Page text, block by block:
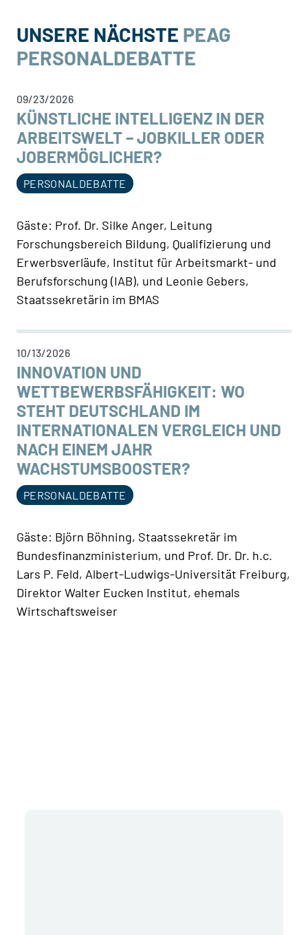
UNSERE NÄCHSTE PEAG
PERSONALDEBATTE
09/23/2026
KÜNSTLICHE INTELLIGENZ IN DER
ARBEITSWELT – JOBKILLER ODER
JOBERMÖGLICHER?
PERSONALDEBATTE
Gäste: Prof. Dr. Silke Anger, Leitung
Forschungsbereich Bildung, Qualifizierung und
Erwerbsverläufe, Institut für Arbeitsmarkt- und
Berufsforschung (IAB), und Leonie Gebers,
Staatssekretärin im BMAS
10/13/2026
INNOVATION UND
WETTBEWERBSFÄHIGKEIT: WO
STEHT DEUTSCHLAND IM
INTERNATIONALEN VERGLEICH UND
NACH EINEM JAHR
WACHSTUMSBOOSTER?
PERSONALDEBATTE
Gäste: Björn Böhning, Staatssekretär im
Bundesfinanzministerium, und Prof. Dr. Dr. h.c.
Lars P. Feld, Albert-Ludwigs-Universität Freiburg,
Direktor Walter Eucken Institut, ehemals
Wirtschaftsweiser